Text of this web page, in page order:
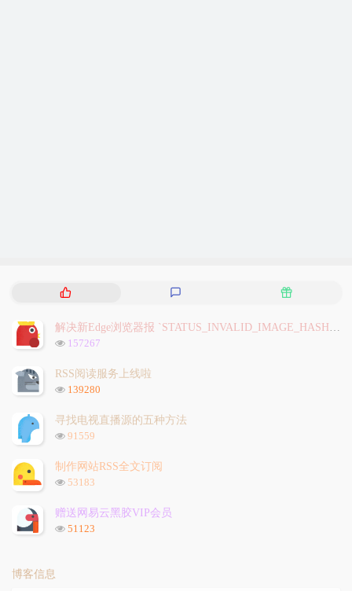
热
文
章
评
随
文
解决新Edge浏览器报 `STATUS_INVALID_IMAGE_HASH` 问题
浏
次
数:
157267
RSS阅读服务上线啦
浏
次
数:
139280
寻找电视直播源的五种方法
浏
次
数:
91559
制作网站RSS全文订阅
浏
次
数:
53183
赠送网易云黑胶VIP会员
浏
51123
博客信息